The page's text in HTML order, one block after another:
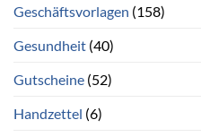
Geschäftsvorlagen (158)
Gesundheit (40)
Gutscheine (52)
Handzettel (6)